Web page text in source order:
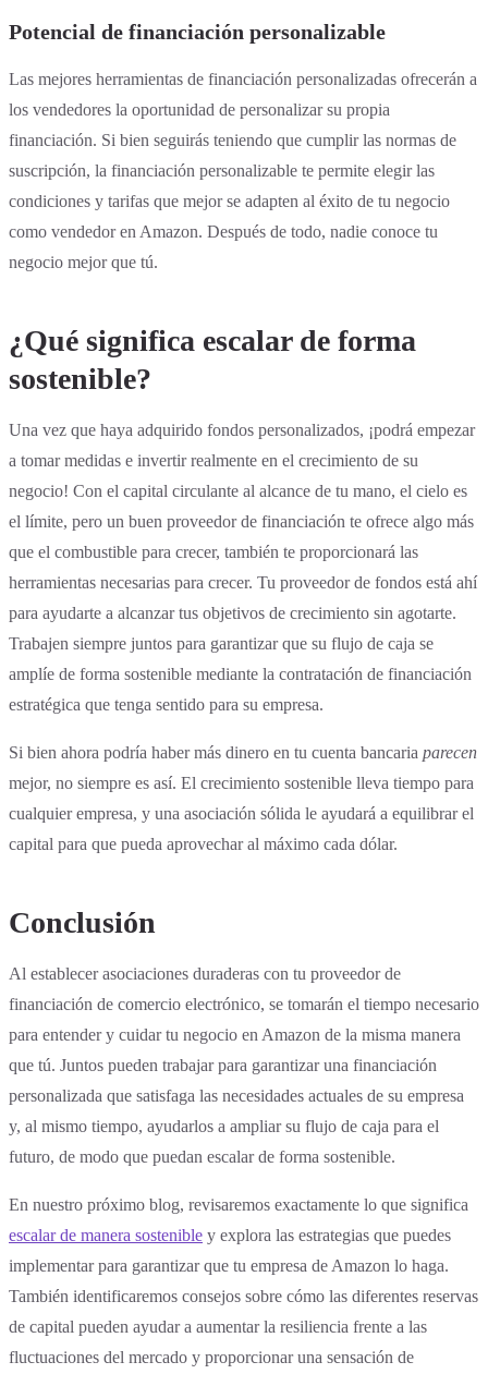
Potencial de financiación personalizable
Las mejores herramientas de financiación personalizadas ofrecerán a
los vendedores la oportunidad de personalizar su propia
financiación. Si bien seguirás teniendo que cumplir las normas de
suscripción, la financiación personalizable te permite elegir las
condiciones y tarifas que mejor se adapten al éxito de tu negocio
como vendedor en Amazon. Después de todo, nadie conoce tu
negocio mejor que tú.
¿Qué significa escalar de forma
sostenible?
Una vez que haya adquirido fondos personalizados, ¡podrá empezar
a tomar medidas e invertir realmente en el crecimiento de su
negocio! Con el capital circulante al alcance de tu mano, el cielo es
el límite, pero un buen proveedor de financiación te ofrece algo más
que el combustible para crecer, también te proporcionará las
herramientas necesarias para crecer. Tu proveedor de fondos está ahí
para ayudarte a alcanzar tus objetivos de crecimiento sin agotarte.
Trabajen siempre juntos para garantizar que su flujo de caja se
amplíe de forma sostenible mediante la contratación de financiación
estratégica que tenga sentido para su empresa.
Si bien ahora podría haber más dinero en tu cuenta bancaria parecen
mejor, no siempre es así. El crecimiento sostenible lleva tiempo para
cualquier empresa, y una asociación sólida le ayudará a equilibrar el
capital para que pueda aprovechar al máximo cada dólar.
Conclusión
Al establecer asociaciones duraderas con tu proveedor de
financiación de comercio electrónico, se tomarán el tiempo necesario
para entender y cuidar tu negocio en Amazon de la misma manera
que tú. Juntos pueden trabajar para garantizar una financiación
personalizada que satisfaga las necesidades actuales de su empresa
y, al mismo tiempo, ayudarlos a ampliar su flujo de caja para el
futuro, de modo que puedan escalar de forma sostenible.
En nuestro próximo blog, revisaremos exactamente lo que significa
escalar de manera sostenible y explora las estrategias que puedes
implementar para garantizar que tu empresa de Amazon lo haga.
También identificaremos consejos sobre cómo las diferentes reservas
de capital pueden ayudar a aumentar la resiliencia frente a las
fluctuaciones del mercado y proporcionar una sensación de